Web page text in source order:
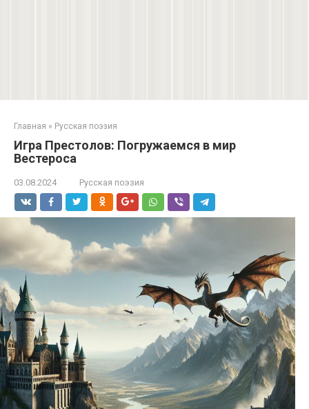
Главная » Русская поэзия
Игра Престолов: Погружаемся в мир
Вестероса
03.08.2024 Русская поэзия